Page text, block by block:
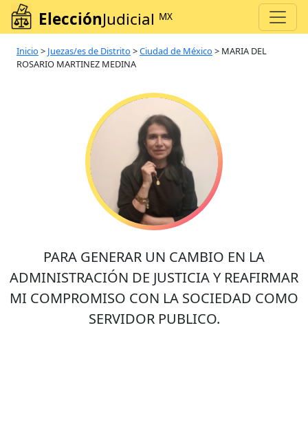
ElecciónJudicial MX
Inicio > Juezas/es de Distrito >Ciudad de México > MARIA DEL
ROSARIO MARTINEZ MEDINA
PARA GENERAR UN CAMBIO EN LA
ADMINISTRACIÓN DE JUSTICIA Y REAFIRMAR
MI COMPROMISO CON LA SOCIEDAD COMO
SERVIDOR PUBLICO.